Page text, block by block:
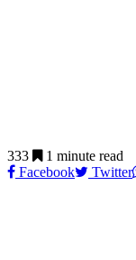
333
1 minute read
Facebook
Twitter